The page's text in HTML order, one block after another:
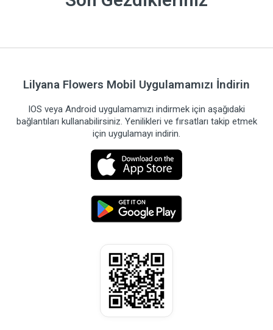
Lilyana Flowers Mobil Uygulamamızı İndirin
IOS veya Android uygulamamızı indirmek için aşağıdaki
bağlantıları kullanabilirsiniz. Yenilikleri ve fırsatları takip etmek
için uygulamayı indirin.